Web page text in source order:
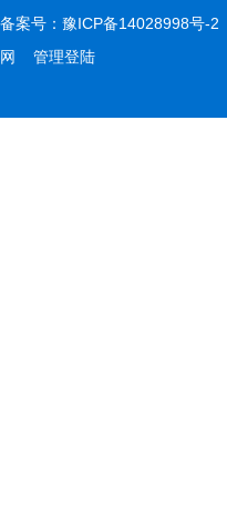
备案号： 豫ICP备14028998号-2
网
管理登陆